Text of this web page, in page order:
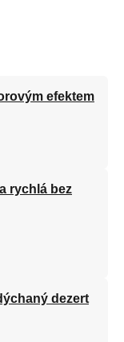
efektem
rychlá bez
dezert